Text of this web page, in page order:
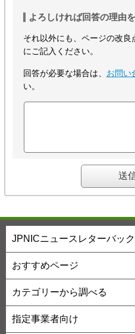
よろしければ回答の理由
それ以外にも、ページの改
にご記入ください。
回答が必要な場合は、 お問い
い。
JPNICニュースレターバッ
おすすめページ
カテゴリーから調べる
指定事業者向け